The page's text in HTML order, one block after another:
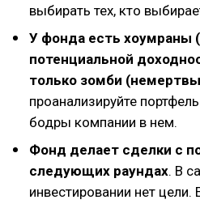
выбирать тех, кто
У фонда есть хоумраны
потенциальной
только зомби
проанализируйте
бодры компании в нем.
Фонд делает сделки с
следующих раундах. В
инвестировании нет цели.